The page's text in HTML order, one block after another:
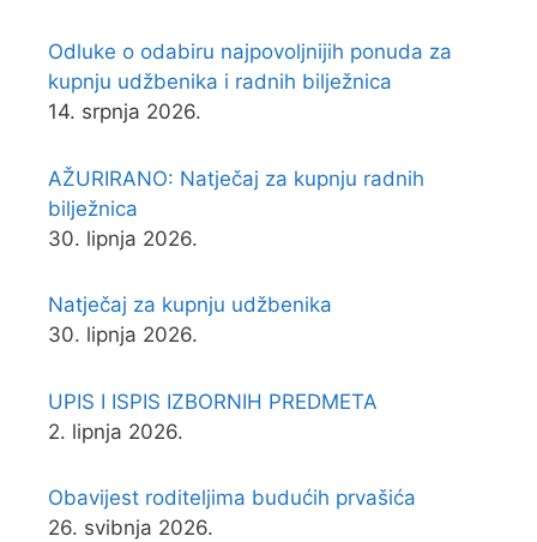
Odluke o odabiru najpovoljnijih ponuda za
kupnju udžbenika i radnih bilježnica
14. srpnja 2026.
AŽURIRANO: Natječaj za kupnju radnih
bilježnica
30. lipnja 2026.
Natječaj za kupnju udžbenika
30. lipnja 2026.
UPIS I ISPIS IZBORNIH PREDMETA
2. lipnja 2026.
Obavijest roditeljima budućih prvašića
26. svibnja 2026.